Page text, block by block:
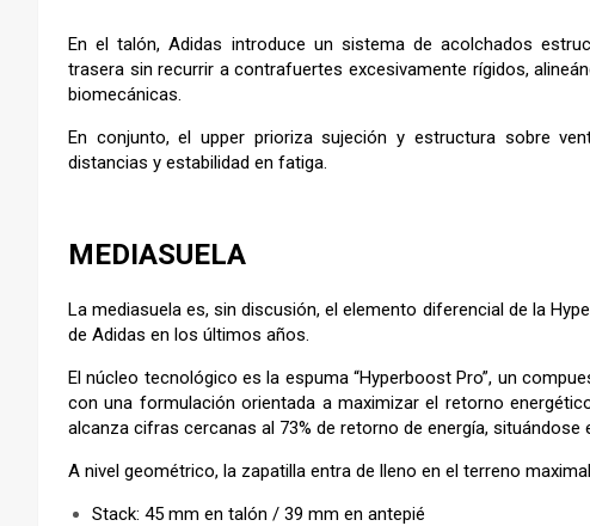
En el talón, Adidas introduce un sistema de acolchados
trasera sin recurrir a contrafuertes excesivamente rígidos,
biomecánicas.
En conjunto, el upper prioriza sujeción y estructura sobre
distancias y estabilidad en fatiga.
MEDIASUELA
La mediasuela es, sin discusión, el elemento diferencial de la
de Adidas en los últimos años.
El núcleo tecnológico es la espuma “Hyperboost Pro”, un
con una formulación orientada a maximizar el retorno
alcanza cifras cercanas al 73% de retorno de energía, situándose
A nivel geométrico, la zapatilla entra de lleno en el terreno
Stack: 45 mm en talón / 39 mm en antepié